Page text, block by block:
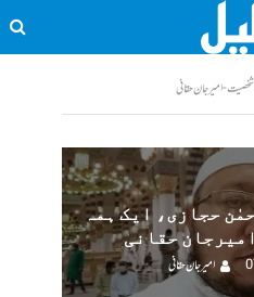
- امیرجان حقانی
حجازی، ایک ہمہ
حقانی
امیر جان حقانی